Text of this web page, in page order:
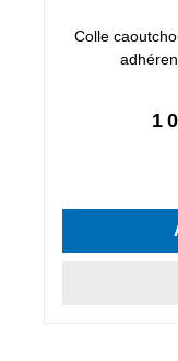
Colle
1